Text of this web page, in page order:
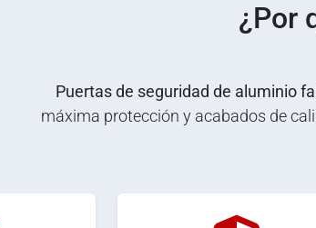
¿Por
Puertas de seguridad de aluminio
máxima protección y acabados de